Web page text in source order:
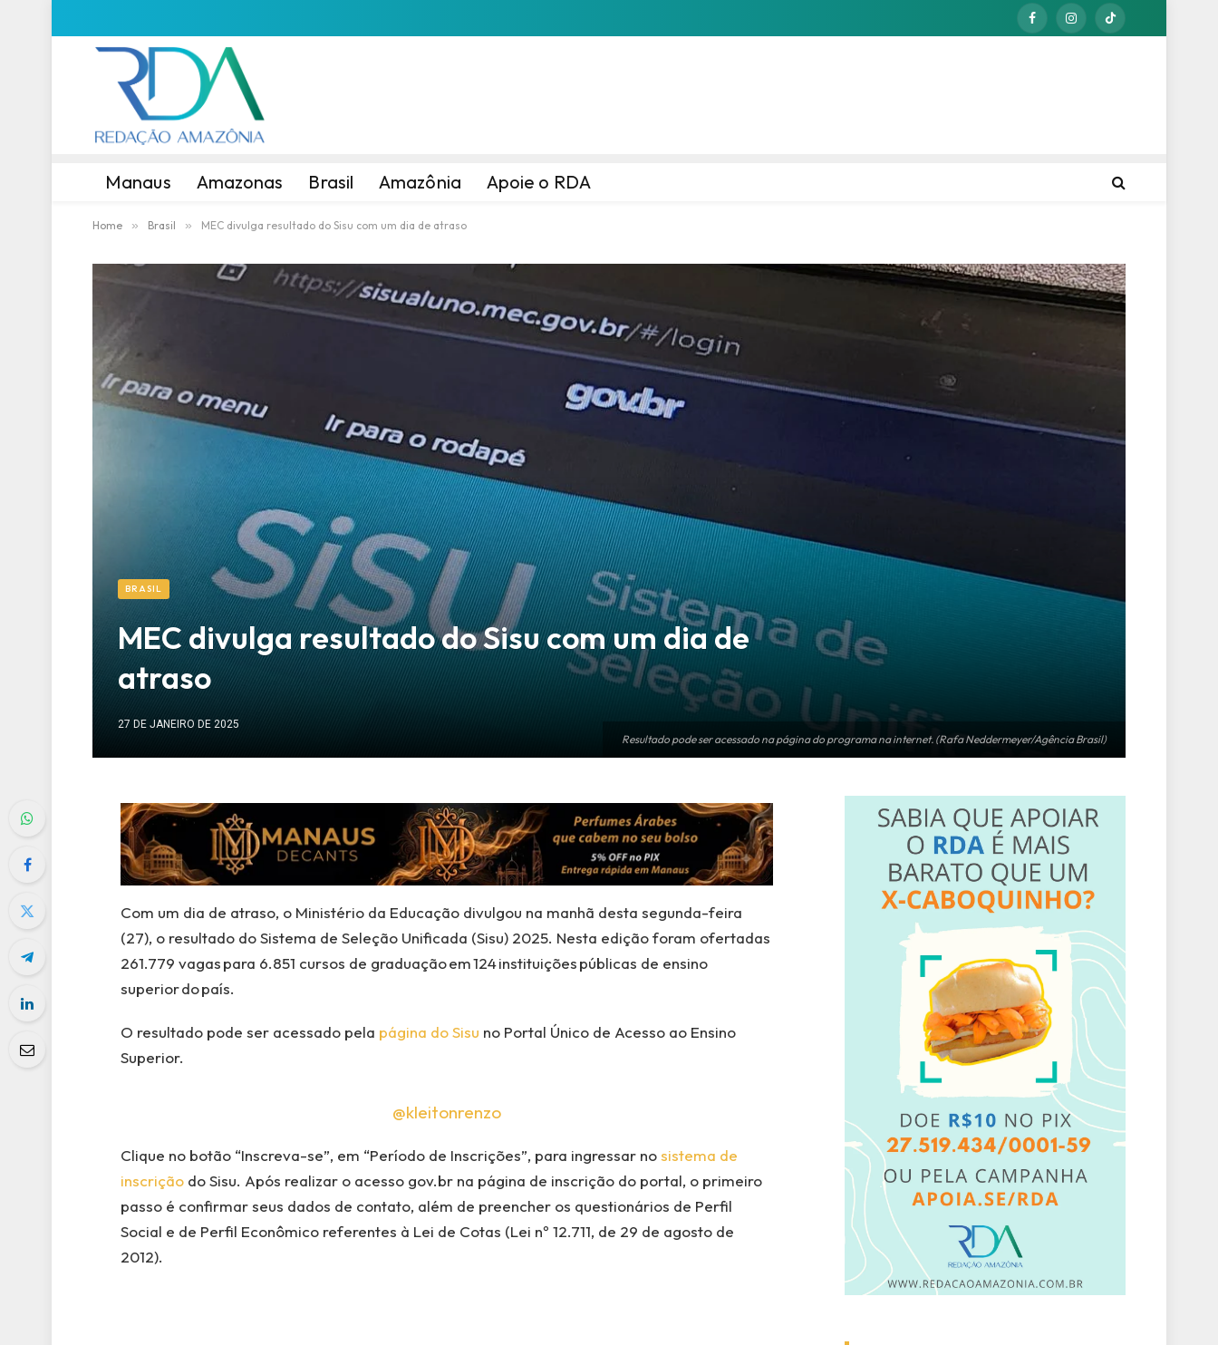
FacebookInstagramTikTok
Manaus Amazonas Brasil Amazônia Apoie o RDA
Home » Brasil » MEC divulga resultado do Sisu com um dia de atraso
Resultado pode ser acessado na página do programa na internet. (Rafa Neddermeyer/Agência Brasil)
BRASIL
MEC divulga resultado do Sisu com um dia de
atraso
27 DE JANEIRO DE 2025
Com um dia de atraso, o Ministério da Educação divulgou na manhã desta segunda-feira
(27), o resultado do Sistema de Seleção Unificada (Sisu) 2025. Nesta edição foram ofertadas
261.779 vagas para 6.851 cursos de graduação em 124 instituições públicas de ensino
superior do país.
O resultado pode ser acessado pela página do Sisu no Portal Único de Acesso ao Ensino
Superior.
@kleitonrenzo
Clique no botão “Inscreva-se”, em “Período de Inscrições”, para ingressar nosistema de
inscriçãodo Sisu. Após realizar o acesso gov.br na página de inscrição do portal, o primeiro
passo é confirmar seus dados de contato, além de preencher os questionários de Perfil
Social e de Perfil Econômico referentes à Lei de Cotas (Lei nº 12.711, de 29 de agosto de
2012).